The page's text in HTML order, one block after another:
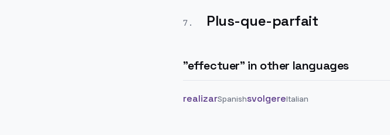
7 . Plus-que-parfait
"effectuer" in other languages
realizarSpanishsvolgereItalian